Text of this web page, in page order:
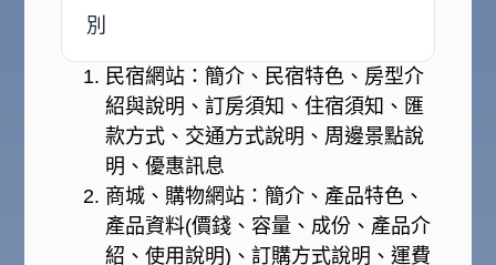
別
民宿網站：簡介、民宿特色、房型介
紹與說明、訂房須知、住宿須知、匯
款方式、交通方式說明、周邊景點說
明、優惠訊息
商城、購物網站：簡介、產品特色、
產品資料(價錢、容量、成份、產品介
紹、使用說明)、訂購方式說明、運費